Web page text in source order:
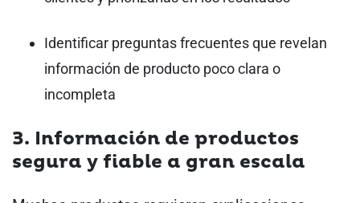
Identificar preguntas frecuentes que revelan
información de producto poco clara o
incompleta
3. Información de productos
segura y fiable a gran escala